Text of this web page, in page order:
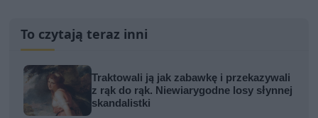
To czytają teraz inni
Traktowali ją jak zabawkę i przekazywali
z rąk do rąk. Niewiarygodne losy słynnej
skandalistki